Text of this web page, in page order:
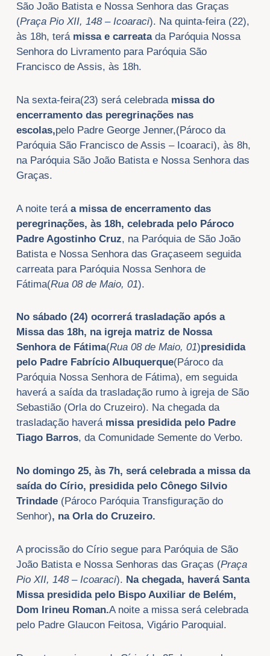
São João Batista e Nossa Senhora das Graças
(Praça Pio XII, 148 – Icoaraci). Na quinta-feira (22),
às 18h, terá missa e carreata da Paróquia Nossa
Senhora do Livramento para Paróquia São
Francisco de Assis, às 18h.
Na sexta-feira(23) será celebrada missa do
encerramento das peregrinações nas
escolas,pelo Padre George Jenner,(Pároco da
Paróquia São Francisco de Assis – Icoaraci), às 8h,
na Paróquia São João Batista e Nossa Senhora das
Graças.
A noite terá a missa de encerramento das
peregrinações, às 18h, celebrada pelo Pároco
Padre Agostinho Cruz, na Paróquia de São João
Batista e Nossa Senhora das Graçaseem seguida
carreata para Paróquia Nossa Senhora de
Fátima(Rua 08 de Maio, 01).
No sábado (24) ocorrerá trasladação após a
Missa das 18h, na igreja matriz de Nossa
Senhora de Fátima(Rua 08 de Maio, 01)presidida
pelo Padre Fabrício Albuquerque(Pároco da
Paróquia Nossa Senhora de Fátima), em seguida
haverá a saída da trasladação rumo à igreja de São
Sebastião (Orla do Cruzeiro). Na chegada da
trasladação haverá missa presidida pelo Padre
Tiago Barros, da Comunidade Semente do Verbo.
No domingo 25, às 7h, será celebrada a missa da
saída do Círio, presidida pelo Cônego Silvio
Trindade(Pároco Paróquia Transfiguração do
Senhor), na Orla do Cruzeiro.
A procissão do Círio segue para Paróquia de São
João Batista e Nossa Senhoras das Graças (Praça
Pio XII, 148 – Icoaraci). Na chegada, haverá Santa
Missa presidida pelo Bispo Auxiliar de Belém,
Dom Irineu Roman.A noite a missa será celebrada
pelo Padre Glaucon Feitosa, Vigário Paroquial.